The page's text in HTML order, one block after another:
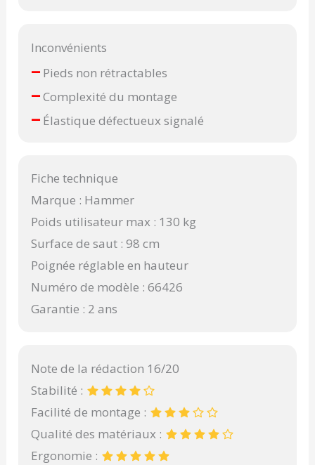
Inconvénients
– Pieds non rétractables
–Complexité du montage
– Élastique défectueux signalé
Fiche technique
Marque : Hammer
Poids utilisateur max : 130 kg
Surface de saut : 98 cm
Poignée réglable en hauteur
Numéro de modèle : 66426
Garantie : 2 ans
Note de la rédaction 16/20
Stabilité :
Facilité de montage :
Qualité des matériaux :
Ergonomie :